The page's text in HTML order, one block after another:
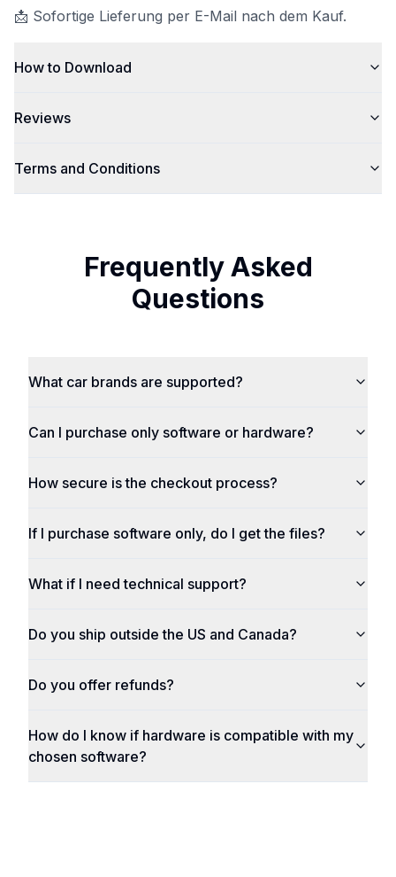
📩 Sofortige Lieferung per E-Mail nach dem Kauf.
How to Download
Reviews
Terms and Conditions
Frequently Asked
Questions
What car brands are supported?
Can I purchase only software or hardware?
How secure is the checkout process?
If I purchase software only, do I get the files?
What if I need technical support?
Do you ship outside the US and Canada?
Do you offer refunds?
How do I know if hardware is compatible with my
chosen software?